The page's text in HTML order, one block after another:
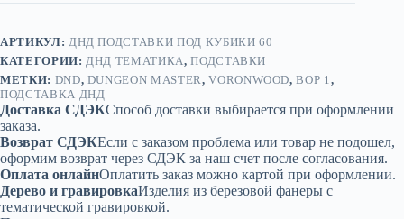
АРТИКУЛ: ДНД ПОДСТАВКИ ПОД КУБИКИ 60
КАТЕГОРИИ: ДНД ТЕМАТИКА,ПОДСТАВКИ
МЕТКИ: DND, DUNGEON MASTER,VORONWOOD,ВОР 1 ,
ПОДСТАВКА ДНД
Доставка СДЭКСпособ доставки выбирается при оформлении
заказа.
Возврат СДЭКЕсли с заказом проблема или товар не подошел,
оформим возврат через СДЭК за наш счет после согласования.
Оплата онлайнОплатить заказ можно картой при оформлении.
Дерево и гравировкаИзделия из березовой фанеры с
тематической гравировкой.